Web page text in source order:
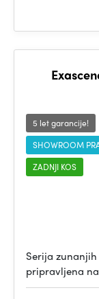
5 let garancije!
SHOWROOM
ZADNJI KOS
Serija zunanjih
pripravljena